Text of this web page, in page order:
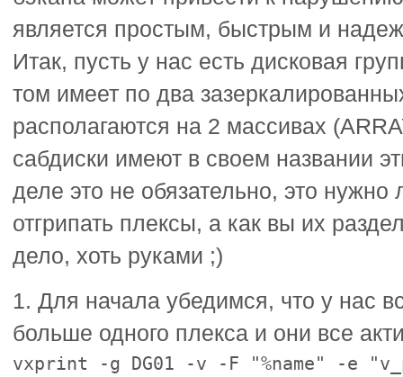
является простым, быстрым и
Итак, пусть у нас есть дисковая
том имеет по два
располагаются на 2 массивах
сабдиски имеют в своем названии
деле это не обязательно, это
отгрипать плексы, а как вы их
дело, хоть руками ;)
1. Для начала убедимся, что у нас
больше одного плекса и они все
vxprint -g DG01 -v -F "%name" -e